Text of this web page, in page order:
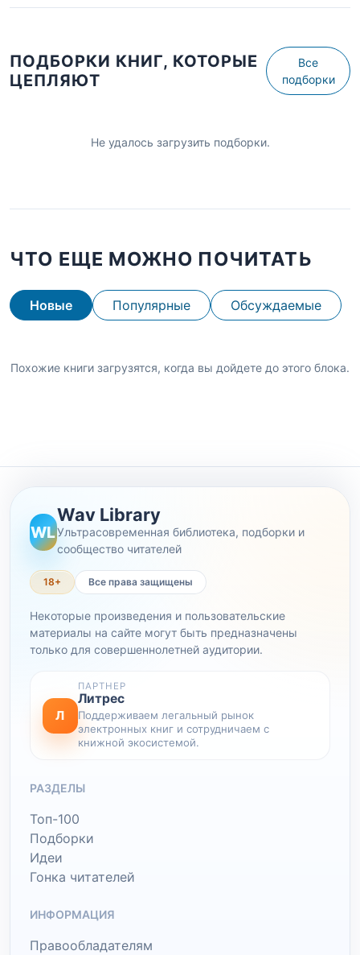
ПОДБОРКИ КНИГ, КОТОРЫЕ
ЦЕПЛЯЮТ
Все
подборки
Не удалось загрузить подборки.
ЧТО ЕЩЕ МОЖНО ПОЧИТАТЬ
Новые Популярные Обсуждаемые
Похожие книги загрузятся, когда вы дойдете до этого блока.
WL
Wav Library
Ультрасовременная библиотека, подборки и
сообщество читателей
18+ Все права защищены
Некоторые произведения и пользовательские
материалы на сайте могут быть предназначены
только для совершеннолетней аудитории.
Л
ПАРТНЕР
Литрес
Поддерживаем легальный рынок
электронных книг и сотрудничаем с
книжной экосистемой.
РАЗДЕЛЫ
Топ-100
Подборки
Идеи
Гонка читателей
ИНФОРМАЦИЯ
Правообладателям